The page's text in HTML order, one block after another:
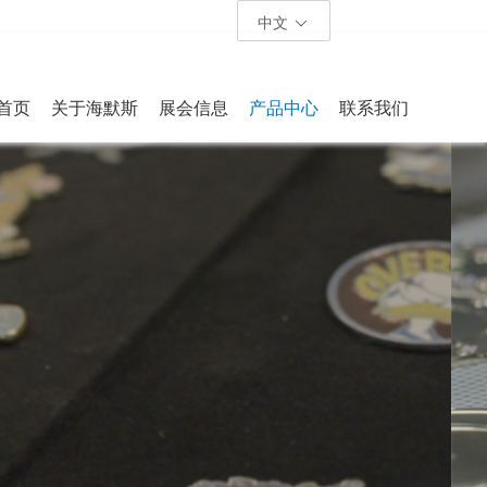
中文
页 关于海默斯 展会信息 产品中心 联系我们